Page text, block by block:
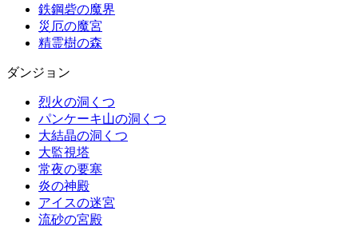
鉄鋼砦の魔界
災厄の魔宮
精霊樹の森
ダンジョン
烈火の洞くつ
パンケーキ山の洞くつ
大結晶の洞くつ
大監視塔
常夜の要塞
炎の神殿
アイスの迷宮
流砂の宮殿